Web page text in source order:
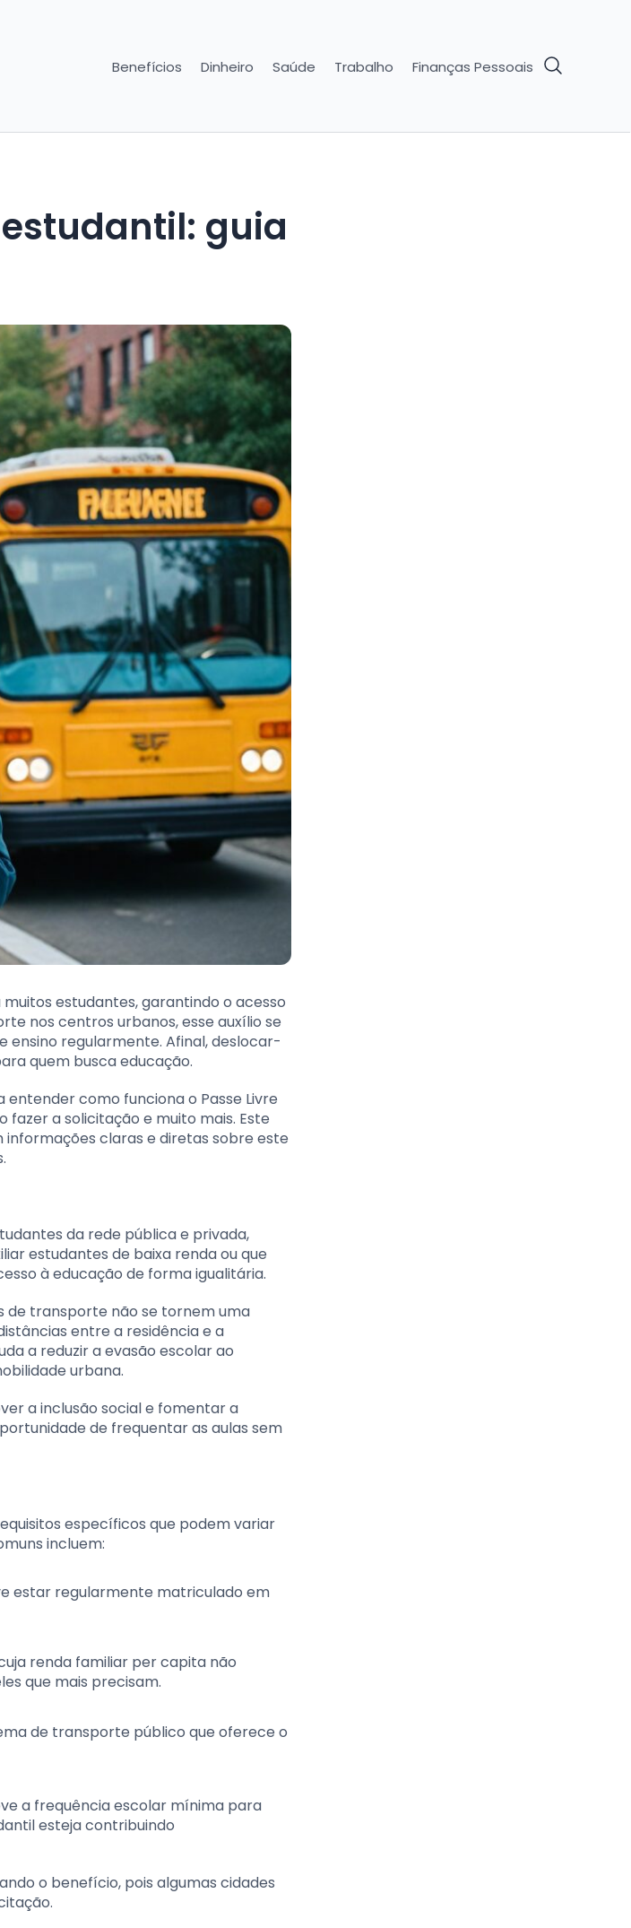
Benefícios Dinheiro Saúde Trabalho Finanças Pessoais
guia
estudantes, garantindo o acesso
nos centros urbanos, esse auxílio se
ensino regularmente. Afinal, deslocar-
quem busca educação.
como funciona o Passe Livre
fazer a solicitação e muito mais. Este
claras e diretas sobre este
da rede pública e privada,
estudantes de baixa renda ou que
à educação de forma igualitária.
de transporte não se tornem uma
entre a residência e a
a reduzir a evasão escolar ao
urbana.
a inclusão social e fomentar a
de frequentar as aulas sem
específicos que podem variar
incluem:
estar regularmente matriculado em
renda familiar per capita não
que mais precisam.
de transporte público que oferece o
a frequência escolar mínima para
esteja contribuindo
o benefício, pois algumas cidades